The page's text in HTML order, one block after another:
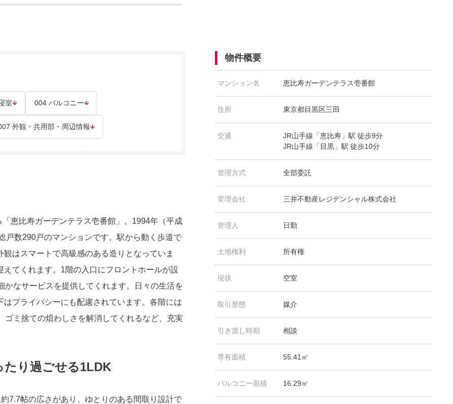
室 004 バルコニー
外観・共用部・周辺情報
恵比寿ガーデンテラス壱番館」。1994年（平成
戸数290戸のマンションです。駅から動く歩道で
はスマートで高級感のある造りとなっていま
てくれます。1階の入口にフロントホールが設
なサービスを提供してくれます。日々の生活を
プライバシーにも配慮されています。各階には
ミ捨ての煩わしさを解消してくれるなど、充実
たり過ごせる1LDK
7.7帖の広さがあり、ゆとりのある間取り設計で
物件概要
マンション名 恵比寿ガーデンテラス壱番館
住所 東京都目黒区三田
交通
JR山手線「恵比寿」駅 徒歩9分
JR山手線「目黒」駅 徒歩10分
管理方式 全部委託
管理会社 三井不動産レジデンシャル株式会社
管理人 日勤
土地権利 所有権
現状 空室
取引形態 媒介
引き渡し時期 相談
専有面積 55.41㎡
バルコニー面積 16.29㎡